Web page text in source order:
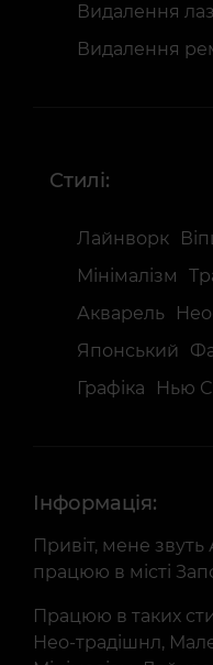
Видалення
Видалення
Стилі:
Лайнворк
Мінімалізм
Акварель
Японський
Графіка
Нью
Інформація:
Привіт, мене
працюю в місті
Працюю в таких
Нео-традішнл,